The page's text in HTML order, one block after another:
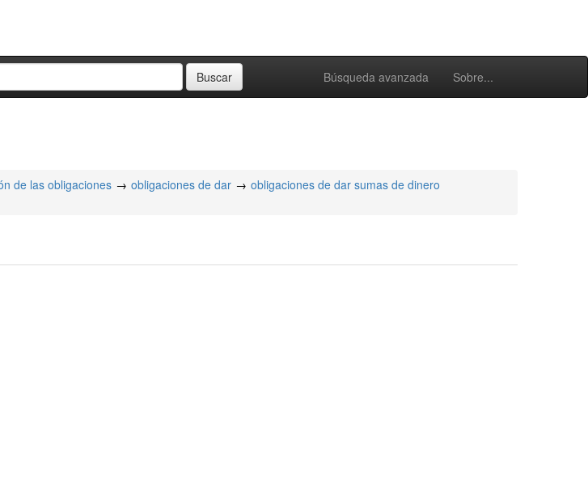
Búsqueda avanzada Sobre...
de las obligaciones obligaciones de dar
obligaciones de dar sumas de dinero